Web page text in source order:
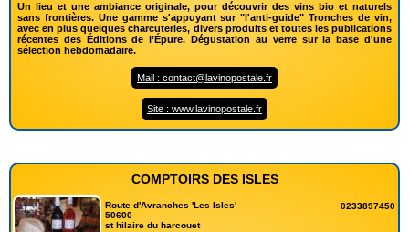
Un lieu et une ambiance originale, pour découvrir des vins bio et naturels
sans frontières. Une gamme s'appuyant sur "l'anti-guide" Tronches de vin,
avec en plus quelques charcuteries, divers produits et toutes les publications
récentes des Éditions de l’Épure. Dégustation au verre sur la base d'une
sélection hebdomadaire.
Mail : contact@lavinopostale.fr
Site : www.lavinopostale.fr
COMPTOIRS DES ISLES
Route d'Avranches 'Les Isles'
50600
st hilaire du harcouet
0233897450